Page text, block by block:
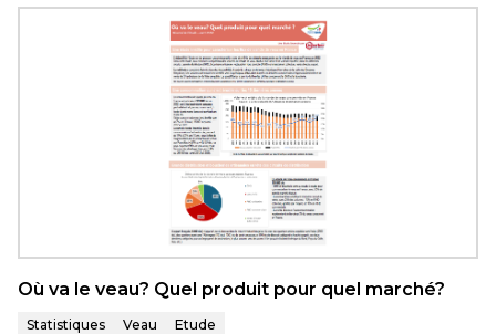
Où va le veau? Quel produit pour quel marché?
Statistiques Veau Etude